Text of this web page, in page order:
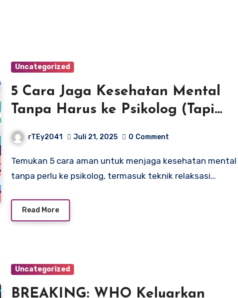
Uncategorized
5 Cara Jaga Kesehatan Mental
Tanpa Harus ke Psikolog (Tapi
Aman)
rTEy2041 Juli 21, 2025 0 Comment
Temukan 5 cara aman untuk menjaga kesehatan mental
tanpa perlu ke psikolog, termasuk teknik relaksasi…
Read More
Uncategorized
BREAKING: WHO Keluarkan